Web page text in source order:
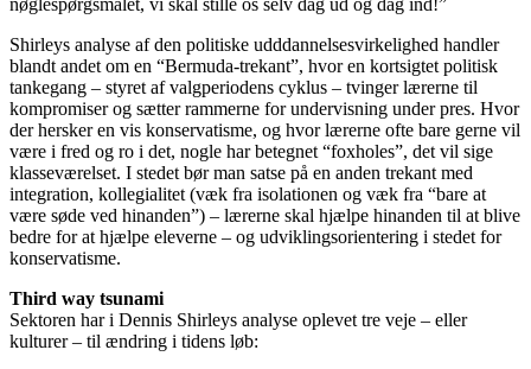
Shirleys analyse af den politiske udddannelsesvirkelighed handler
blandt andet om en “Bermuda-trekant”, hvor en kortsigtet politisk
tankegang – styret af valgperiodens cyklus – tvinger lærerne til
kompromiser og sætter rammerne for undervisning under pres. Hvor
der hersker en vis konservatisme, og hvor lærerne ofte bare gerne vil
være i fred og ro i det, nogle har betegnet “foxholes”, det vil sige
klasseværelset. I stedet bør man satse på en anden trekant med
integration, kollegialitet (væk fra isolationen og væk fra “bare at
være søde ved hinanden”) – lærerne skal hjælpe hinanden til at blive
bedre for at hjælpe eleverne – og udviklingsorientering i stedet for
konservatisme.
Third way tsunami
Sektoren har i Dennis Shirleys analyse oplevet tre veje – eller
kulturer – til ændring i tidens løb: